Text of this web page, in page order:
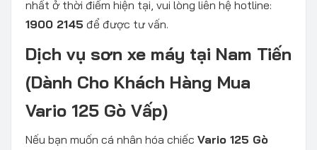
nhất ở thời điểm hiện tại, vui lòng liên hệ hotline:
1900 2145 để được tư vấn.
Dịch vụ sơn xe máy tại Nam Tiến
(Dành Cho Khách Hàng Mua
Vario 125 Gò Vấp)
Nếu bạn muốn cá nhân hóa chiếc Vario 125 Gò